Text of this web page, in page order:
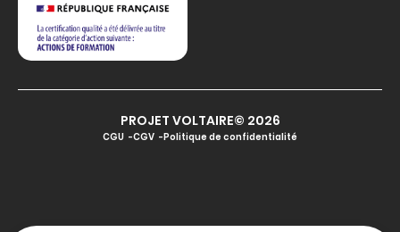
PROJET VOLTAIRE© 2026
CGU CGV Politique de confidentialité